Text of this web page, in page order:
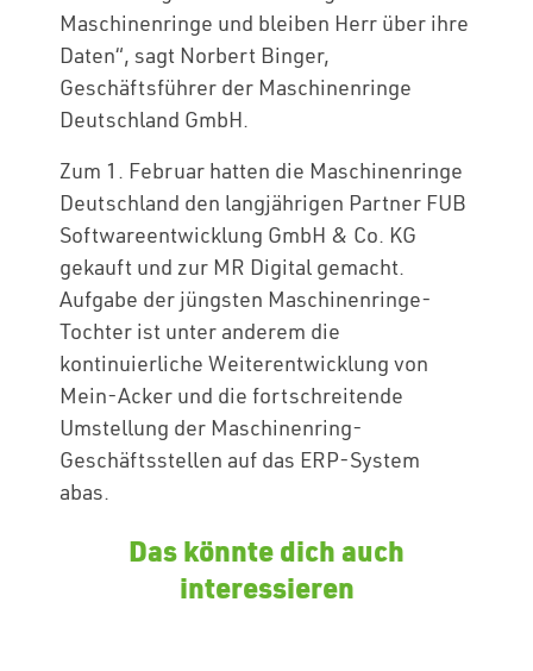
Maschinenringe und bleiben Herr über ihre
Daten“, sagt Norbert Binger,
Geschäftsführer der Maschinenringe
Deutschland GmbH.
Zum 1. Februar hatten die Maschinenringe
Deutschland den langjährigen Partner FUB
Softwareentwicklung GmbH & Co. KG
gekauft und zur MR Digital gemacht.
Aufgabe der jüngsten Maschinenringe-
Tochter ist unter anderem die
kontinuierliche Weiterentwicklung von
Mein-Acker und die fortschreitende
Umstellung der Maschinenring-
Geschäftsstellen auf das ERP-System
abas.
Das könnte dich auch
interessieren